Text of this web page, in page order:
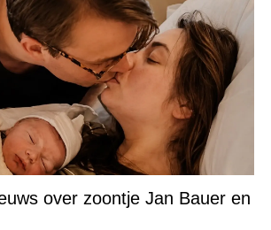
over zoontje Jan Bauer en